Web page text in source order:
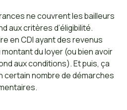
ne couvrent les bailleurs
aux critères d’éligibilité.
en CDI ayant des revenus
du loyer (ou bien avoir
aux conditions). Et puis, ça
certain nombre de démarches